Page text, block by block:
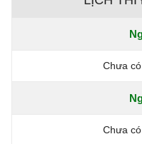
Chưa
Chưa